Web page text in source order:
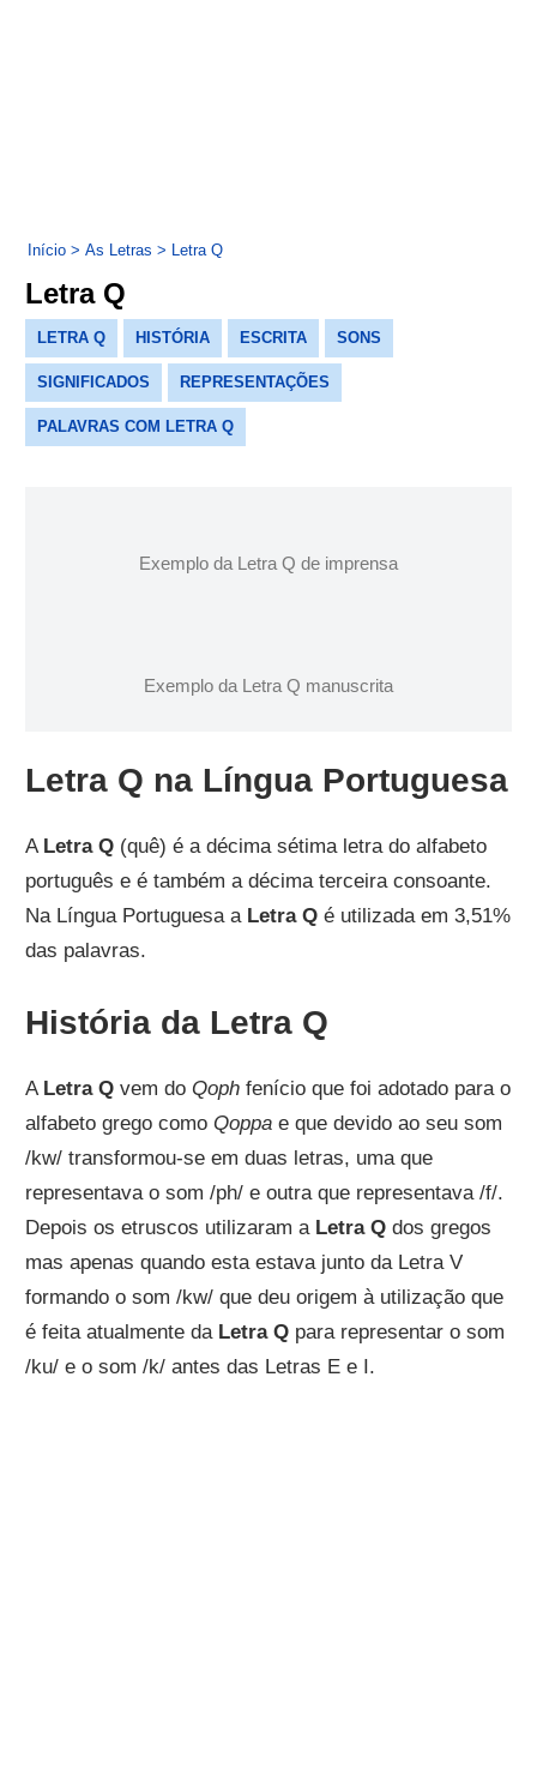
Início > As Letras > Letra Q
Letra Q
LETRA Q HISTÓRIA ESCRITA SONS
SIGNIFICADOS REPRESENTAÇÕES
PALAVRAS COM LETRA Q
Exemplo da Letra Q de imprensa
Exemplo da Letra Q manuscrita
Letra Q na Língua Portuguesa
A Letra Q (quê) é a décima sétima letra do alfabeto
português e é também a décima terceira consoante.
Na Língua Portuguesa a Letra Q é utilizada em 3,51%
das palavras.
História da Letra Q
A Letra Q vem doQoph fenício que foi adotado para o
alfabeto grego comoQoppa e que devido ao seu som
/kw/ transformou-se em duas letras, uma que
representava o som /ph/ e outra que representava /f/.
Depois os etruscos utilizaram a Letra Qdos gregos
mas apenas quando esta estava junto da Letra V
formando o som /kw/ que deu origem à utilização que
é feita atualmente da Letra Q para representar o som
/ku/ e o som /k/ antes das Letras E e I.